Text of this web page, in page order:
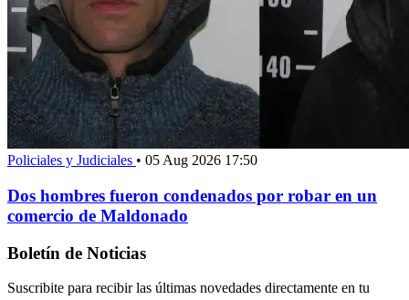
Policiales y Judiciales • 05 Aug 2026 17:50
Dos hombres fueron condenados por robar en un
comercio de Maldonado
Boletín de Noticias
Suscribite para recibir las últimas novedades directamente en tu